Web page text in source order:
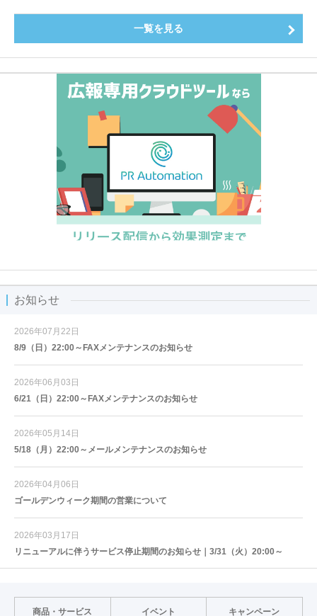
一覧を見る
お知らせ
2026年07月22日
8/9（日）22:00～FAXメンテナンスのお知らせ
2026年06月03日
6/21（日）22:00～FAXメンテナンスのお知らせ
2026年05月14日
5/18（月）22:00～メールメンテナンスのお知らせ
2026年04月06日
ゴールデンウィーク期間の営業について
2026年03月17日
リニューアルに伴うサービス停止期間のお知らせ｜3/31（火）20:00～
商品・サービス イベント キャンペーン